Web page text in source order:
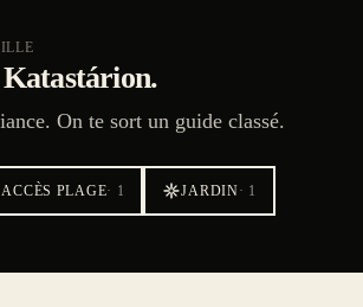
On te sort un guide classé.
ACCÈS PLAGE· 1 JARDIN· 1